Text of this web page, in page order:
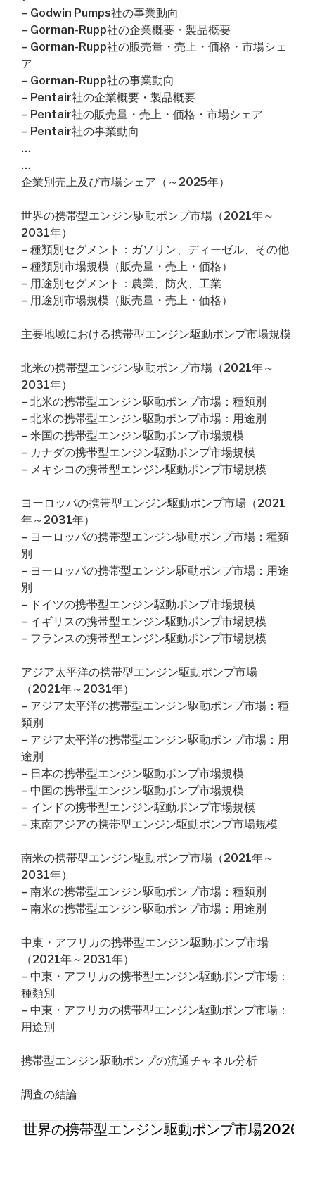
– Godwin Pumps社の事業動向
– Gorman-Rupp社の企業概要・製品概要
– Gorman-Rupp社の販売量・売上・価格・市場シェ
ア
– Gorman-Rupp社の事業動向
– Pentair社の企業概要・製品概要
– Pentair社の販売量・売上・価格・市場シェア
– Pentair社の事業動向
…
…
企業別売上及び市場シェア（～2025年）
世界の携帯型エンジン駆動ポンプ市場（2021年～
2031年）
– 種類別セグメント：ガソリン、ディーゼル、その他
– 種類別市場規模（販売量・売上・価格）
– 用途別セグメント：農業、防火、工業
– 用途別市場規模（販売量・売上・価格）
主要地域における携帯型エンジン駆動ポンプ市場規模
北米の携帯型エンジン駆動ポンプ市場（2021年～
2031年）
– 北米の携帯型エンジン駆動ポンプ市場：種類別
– 北米の携帯型エンジン駆動ポンプ市場：用途別
– 米国の携帯型エンジン駆動ポンプ市場規模
– カナダの携帯型エンジン駆動ポンプ市場規模
– メキシコの携帯型エンジン駆動ポンプ市場規模
ヨーロッパの携帯型エンジン駆動ポンプ市場（2021
年～2031年）
– ヨーロッパの携帯型エンジン駆動ポンプ市場：種類
別
– ヨーロッパの携帯型エンジン駆動ポンプ市場：用途
別
– ドイツの携帯型エンジン駆動ポンプ市場規模
– イギリスの携帯型エンジン駆動ポンプ市場規模
– フランスの携帯型エンジン駆動ポンプ市場規模
アジア太平洋の携帯型エンジン駆動ポンプ市場
（2021年～2031年）
– アジア太平洋の携帯型エンジン駆動ポンプ市場：種
類別
– アジア太平洋の携帯型エンジン駆動ポンプ市場：用
途別
– 日本の携帯型エンジン駆動ポンプ市場規模
– 中国の携帯型エンジン駆動ポンプ市場規模
– インドの携帯型エンジン駆動ポンプ市場規模
– 東南アジアの携帯型エンジン駆動ポンプ市場規模
南米の携帯型エンジン駆動ポンプ市場（2021年～
2031年）
– 南米の携帯型エンジン駆動ポンプ市場：種類別
– 南米の携帯型エンジン駆動ポンプ市場：用途別
中東・アフリカの携帯型エンジン駆動ポンプ市場
（2021年～2031年）
– 中東・アフリカの携帯型エンジン駆動ポンプ市場：
種類別
– 中東・アフリカの携帯型エンジン駆動ポンプ市場：
用途別
携帯型エンジン駆動ポンプの流通チャネル分析
調査の結論
世界の携帯型エンジン駆動ポンプ市場2026年